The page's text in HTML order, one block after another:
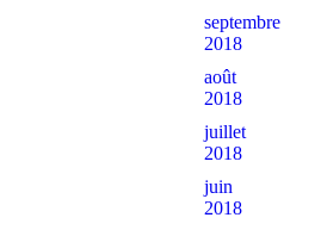
septembre
2018
août
2018
juillet
2018
juin
2018